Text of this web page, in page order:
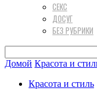
СЕКС
ДОСУГ
БЕЗ РУБРИКИ
Домой Красота и
Красота и стиль